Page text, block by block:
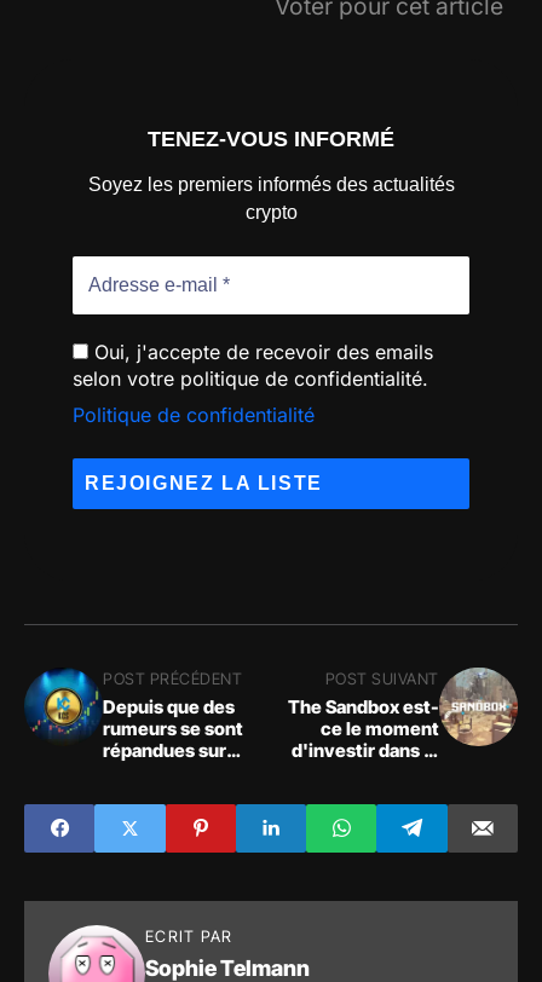
Voter pour cet article
TENEZ-VOUS INFORMÉ
Soyez les premiers informés des actualités
crypto
Oui, j'accepte de recevoir des emails
selon votre politique de confidentialité.
Politique de confidentialité
POST PRÉCÉDENT
Depuis que des
rumeurs se sont
répandues sur
de la bourse, les
traders vendent en
masse le jeton KCS
POST SUIVANT
The Sandbox est-
ce le moment
d'investir dans le
ECRIT PAR
Sophie Telmann